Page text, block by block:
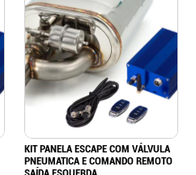
KIT PANELA ESCAPE COM VÁLVULA
PNEUMATICA E COMANDO REMOTO